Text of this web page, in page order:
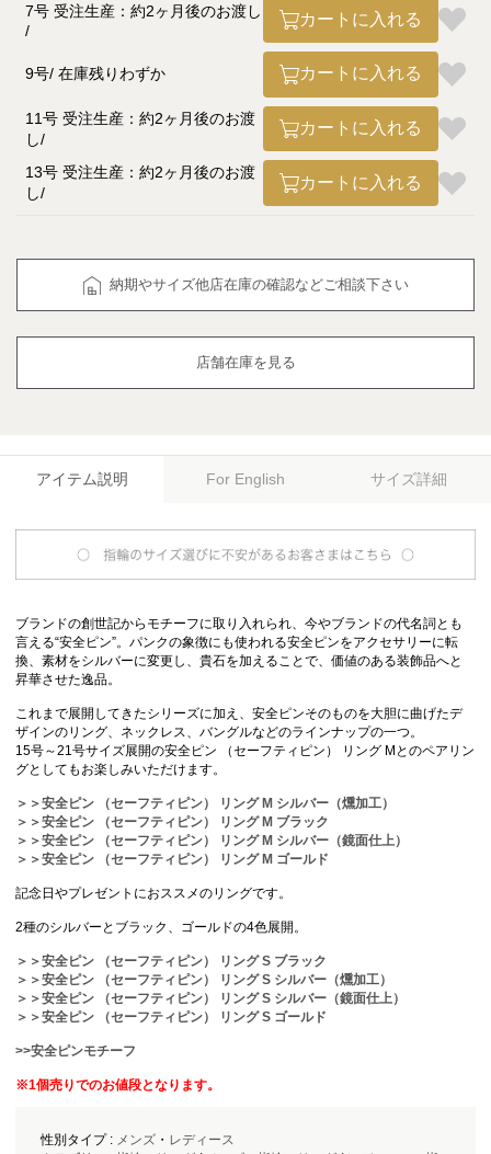
7号 受注生産：約2ヶ月後のお渡し カートに入れる
9号 在庫残りわずか カートに入れる
11号 受注生産：約2ヶ月後のお渡
し
カートに入れる
13号 受注生産：約2ヶ月後のお渡
し
カートに入れる
納期やサイズ他店在庫の確認などご相談下さい
店舗在庫を見る
アイテム説明 For English サイズ詳細
ブランドの創世記からモチーフに取り入れられ、今やブランドの代名詞とも
言える“安全ピン”。パンクの象徴にも使われる安全ピンをアクセサリーに転
換、素材をシルバーに変更し、貴石を加えることで、価値のある装飾品へと
昇華させた逸品。
これまで展開してきたシリーズに加え、安全ピンそのものを大胆に曲げたデ
ザインのリング、ネックレス、バングルなどのラインナップの一つ。
15号～21号サイズ展開の安全ピン （セーフティピン） リング Mとのペアリン
グとしてもお楽しみいただけます。
＞＞安全ピン （セーフティピン） リング M シルバー（燻加工）
＞＞安全ピン （セーフティピン） リング M ブラック
＞＞安全ピン （セーフティピン） リング M シルバー（鏡面仕上）
＞＞安全ピン （セーフティピン） リング M ゴールド
記念日やプレゼントにおススメのリングです。
2種のシルバーとブラック、ゴールドの4色展開。
＞＞安全ピン （セーフティピン） リング S ブラック
＞＞安全ピン （セーフティピン） リング S シルバー（燻加工）
＞＞安全ピン （セーフティピン） リング S シルバー（鏡面仕上）
＞＞安全ピン （セーフティピン） リング S ゴールド
>>安全ピンモチーフ
※1個売りでのお値段となります。
性別タイプ : メンズ・ レディース